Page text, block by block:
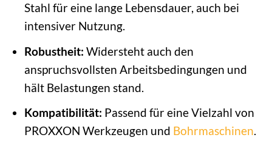
Stahl für eine lange Lebensdauer, auch bei
intensiver Nutzung.
Robustheit: Widersteht auch den
anspruchsvollsten Arbeitsbedingungen und
hält Belastungen stand.
Kompatibilität: Passend für eine Vielzahl von
PROXXON Werkzeugen und Bohrmaschinen.